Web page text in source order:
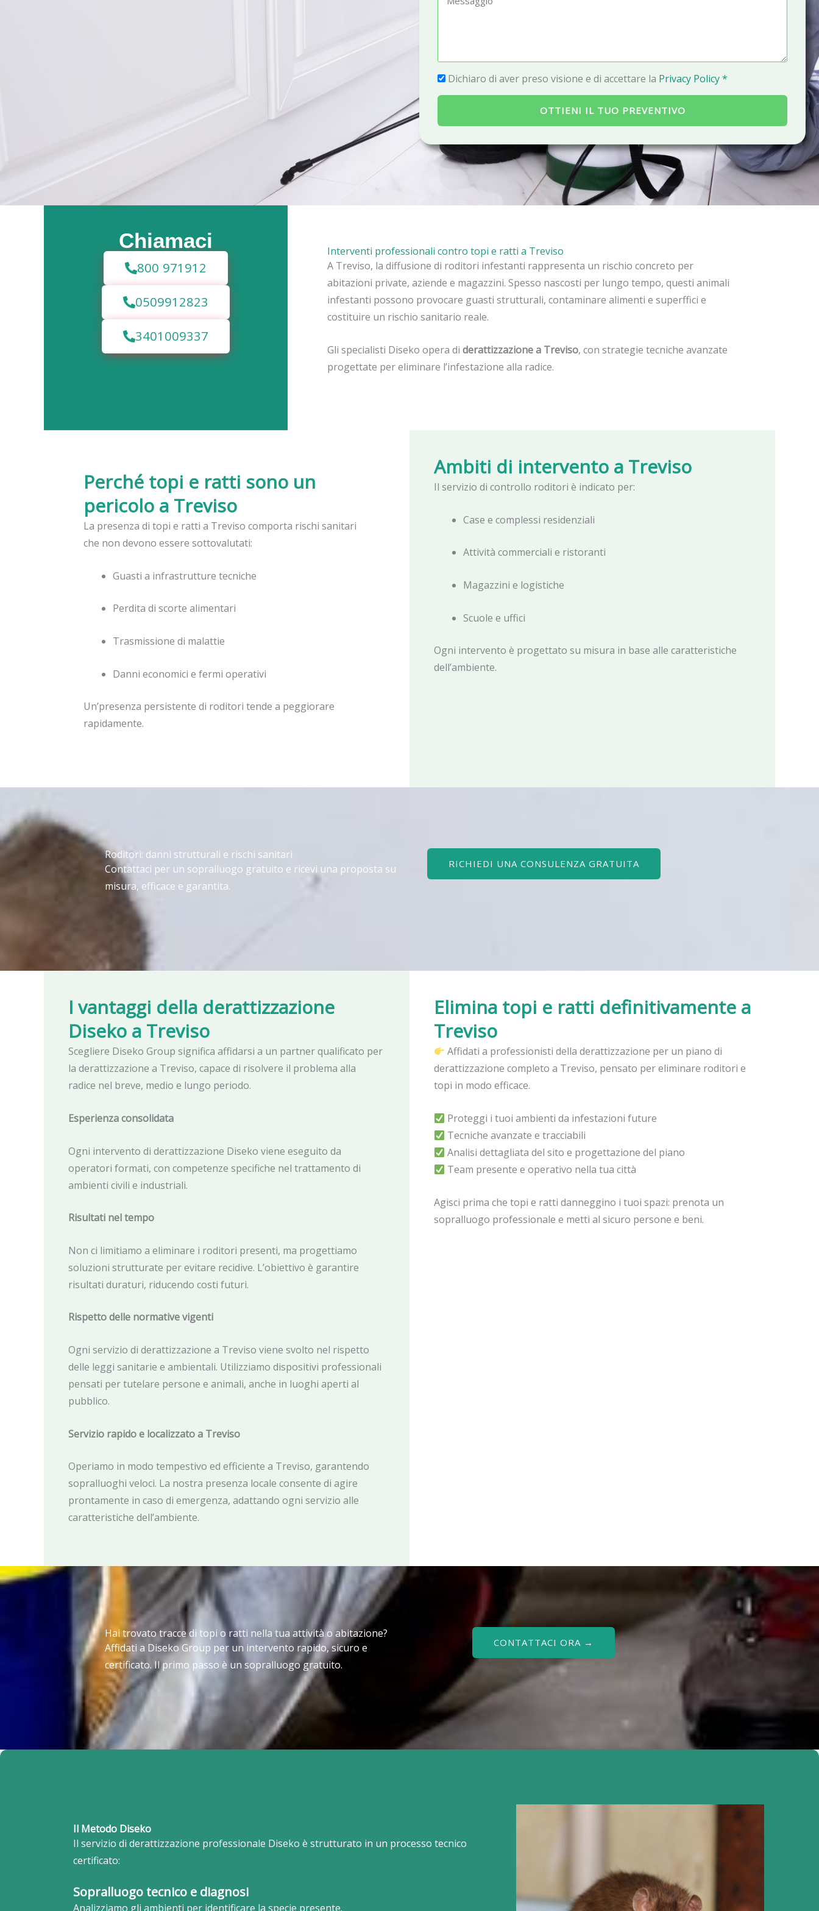
n
o
g
g
P
r
v
a
Dichiaro di aver preso visione e di accettare la Privacy Policy *
OTTIENI IL TUO PREVENTIVO
Chiamaci
800 971912
0509912823
3401009337
Interventi professionali contro topi e ratti a Treviso
A Treviso, la diffusione di roditori infestanti rappresenta un rischio concreto per
abitazioni private, aziende e magazzini. Spesso nascosti per lungo tempo, questi animali
infestanti possono provocare guasti strutturali, contaminare alimenti e superffici e
costituire un rischio sanitario reale.
Gli specialisti Diseko opera diderattizzazione a Treviso, con strategie tecniche avanzate
progettate per eliminare l’infestazione alla radice.
Perché topi e ratti sono un
pericolo a Treviso
La presenza di topi e ratti a Treviso comporta rischi sanitari
che non devono essere sottovalutati:
Guasti a infrastrutture tecniche
Perdita di scorte alimentari
Trasmissione di malattie
Danni economici e fermi operativi
Un’presenza persistente di roditori tende a peggiorare
rapidamente.
Ambiti di intervento a Treviso
Il servizio di controllo roditori è indicato per:
Case e complessi residenziali
Attività commerciali e ristoranti
Magazzini e logistiche
Scuole e uffici
Ogni intervento è progettato su misura in base alle caratteristiche
dell’ambiente.
Roditori: danni strutturali e rischi sanitari
Contattaci per un sopralluogo gratuito e ricevi una proposta su
misura, efficace e garantita.
RICHIEDI UNA CONSULENZA GRATUITA
I vantaggi della derattizzazione
Diseko a Treviso
Scegliere Diseko Group significa affidarsi a un partner qualificato per
la derattizzazione a Treviso, capace di risolvere il problema alla
radice nel breve, medio e lungo periodo.
Esperienza consolidata
Ogni intervento di derattizzazione Diseko viene eseguito da
operatori formati, con competenze specifiche nel trattamento di
ambienti civili e industriali.
Risultati nel tempo
Non ci limitiamo a eliminare i roditori presenti, ma progettiamo
soluzioni strutturate per evitare recidive. L’obiettivo è garantire
risultati duraturi, riducendo costi futuri.
Rispetto delle normative vigenti
Ogni servizio di derattizzazione a Treviso viene svolto nel rispetto
delle leggi sanitarie e ambientali. Utilizziamo dispositivi professionali
pensati per tutelare persone e animali, anche in luoghi aperti al
pubblico.
Servizio rapido e localizzato a Treviso
Operiamo in modo tempestivo ed efficiente a Treviso, garantendo
sopralluoghi veloci. La nostra presenza locale consente di agire
prontamente in caso di emergenza, adattando ogni servizio alle
caratteristiche dell’ambiente.
Elimina topi e ratti definitivamente a
Treviso
Affidati a professionisti della derattizzazione per un piano di
derattizzazione completo a Treviso, pensato per eliminare roditori e
topi in modo efficace.
Proteggi i tuoi ambienti da infestazioni future
Tecniche avanzate e tracciabili
Analisi dettagliata del sito e progettazione del piano
Team presente e operativo nella tua città
Agisci prima che topi e ratti danneggino i tuoi spazi: prenota un
sopralluogo professionale e metti al sicuro persone e beni.
Hai trovato tracce di topi o ratti nella tua attività o abitazione?
Affidati a Diseko Group per un intervento rapido, sicuro e
certificato. Il primo passo è un sopralluogo gratuito.
CONTATTACI ORA →
Il Metodo Diseko
Il servizio di derattizzazione professionale Diseko è strutturato in un processo tecnico
certificato:
Sopralluogo tecnico e diagnosi
Analizziamo gli ambienti per identificare la specie presente.